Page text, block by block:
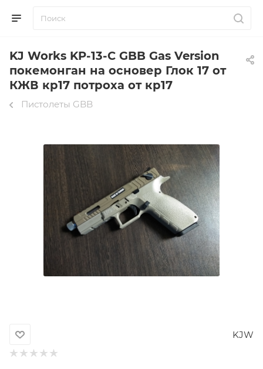
KJ Works KP-13-C GBB Gas Version
покемонган на основер Глок 17 от
КЖВ кр17 потроха от кр17
Пистолеты GBB
KJW